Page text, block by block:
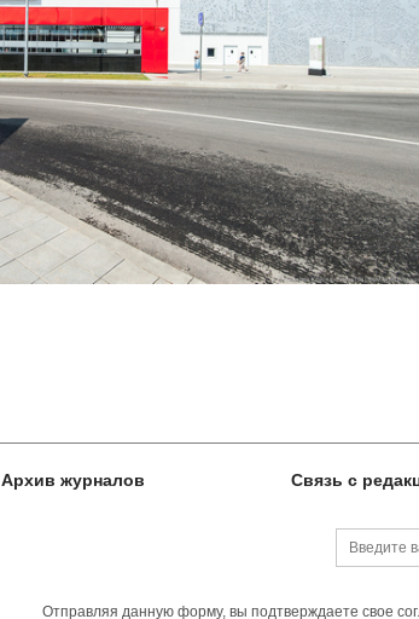
Архив журналов Связь с
Отправляя данную форму, вы подтверждаете свое